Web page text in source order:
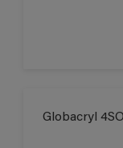
Globacryl